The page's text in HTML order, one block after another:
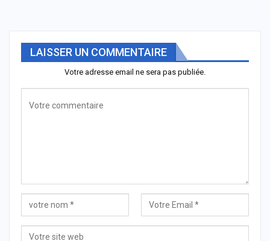
LAISSER UN COMMENTAIRE
Votre adresse email ne sera pas publiée.